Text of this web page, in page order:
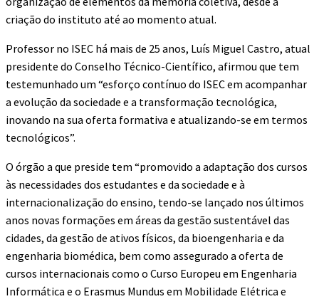
criação do instituto até ao momento atual.
Professor no ISEC há mais de 25 anos, Luís Miguel Castro, atual
presidente do Conselho Técnico-Científico, afirmou que tem
testemunhado um “esforço contínuo do ISEC em acompanhar
a evolução da sociedade e a transformação tecnológica,
inovando na sua oferta formativa e atualizando-se em termos
tecnológicos”.
O órgão a que preside tem “promovido a adaptação dos cursos
às necessidades dos estudantes e da sociedade e à
internacionalização do ensino, tendo-se lançado nos últimos
anos novas formações em áreas da gestão sustentável das
cidades, da gestão de ativos físicos, da bioengenharia e da
engenharia biomédica, bem como assegurado a oferta de
cursos internacionais como o Curso Europeu em Engenharia
Informática e o Erasmus Mundus em Mobilidade Elétrica e